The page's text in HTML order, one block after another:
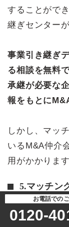
することがで
継ぎセンター
事業引き継ぎ
る相談を無料
承継が必要な
報をもとに
しかし、マッ
いるM&A仲介
用がかかります
5.マッチン
M&Aマッチン
ど企業や士業
お電話での
0120-